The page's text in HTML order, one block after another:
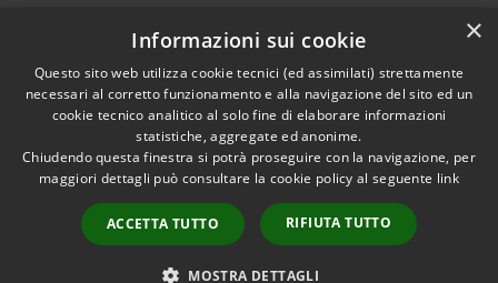
Whisteblowing
RSS
Accessibilità
Copyright © 2026 • Comune di
Municipium•
Accesso
redazione
×
Informazioni sui cookie
Questo sito web utilizza cookie tecnici (ed assimilati) strettamente
necessari al corretto funzionamento e alla navigazione del sito ed un
cookie tecnico analitico al solo fine di elaborare informazioni
statistiche, aggregate ed anonime.
Chiudendo questa finestra si potrà proseguire con la navigazione, per
maggiori dettagli può consultare la cookie policy al seguente link
ACCETTA TUTTO RIFIUTA TUTTO
MOSTRA DETTAGLI